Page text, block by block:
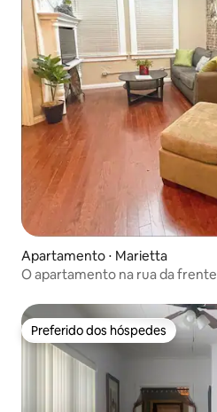
Apartamento ⋅ Marietta
O apartamento na rua da frente
Preferido dos hóspedes
Preferido dos hóspedes